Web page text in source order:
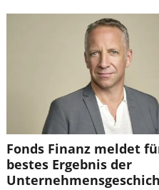
Fonds Finanz meldet
bestes Ergebnis der